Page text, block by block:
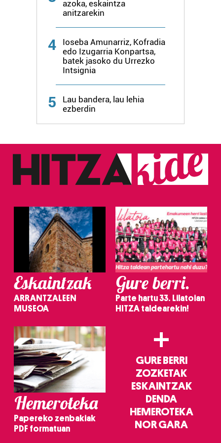
azoka, eskaintza
anitzarekin
4
Ioseba Amunarriz, Kofradia
edo Izugarria Konpartsa,
batek jasoko du Urrezko
Intsignia
5
Lau bandera, lau lehia
ezberdin
Eskaintzak
ARRANTZALEEN
MUSEOA
Gure berri.
Parte hartu 33. Lilatoian
HITZA taldearekin!
Hemeroteka
Papereko zenbakiak
PDF formatuan
+
GURE BERRI
ZOZKETAK
ESKAINTZAK
DENDA
HEMEROTEKA
NOR GARA